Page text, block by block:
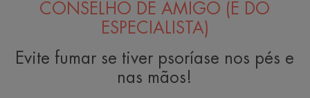
CONSELHO DE AMIGO (E DO
ESPECIALISTA)
Evite fumar se tiver psoríase nos pés e
nas mãos!